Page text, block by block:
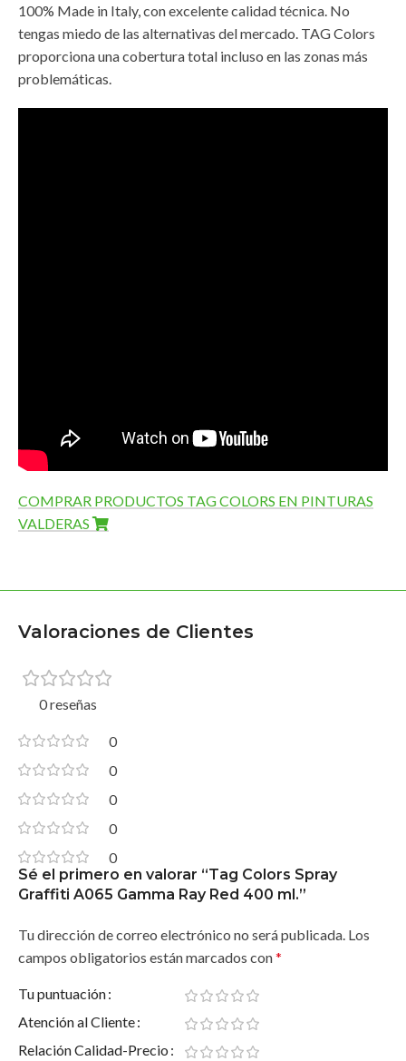
100% Made in Italy, con excelente calidad técnica. No
tengas miedo de las alternativas del mercado. TAG Colors
proporciona una cobertura total incluso en las zonas más
problemáticas.
COMPRAR PRODUCTOS TAG COLORS EN PINTURAS
VALDERAS
Valoraciones de Clientes
0 reseñas
0
0
0
0
0
Sé el primero en valorar “Tag Colors Spray
Graffiti A065 Gamma Ray Red 400 ml.”
Tu dirección de correo electrónico no será publicada. Los
campos obligatorios están marcados con*
Tu puntuación
Atención al Cliente
Relación Calidad-Precio